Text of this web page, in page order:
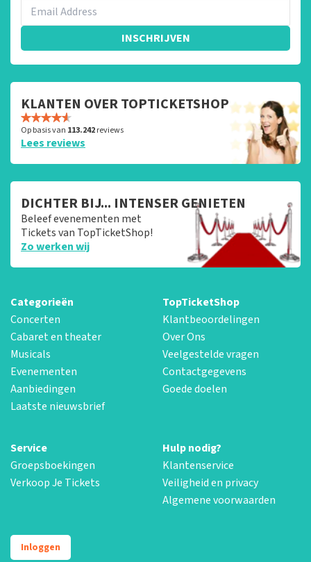
INSCHRIJVEN
KLANTEN OVER TOPTICKETSHOP
Op basis van 113.242reviews
Lees reviews
DICHTER BIJ... INTENSER GENIETEN
Beleef evenementen met
Tickets van TopTicketShop!
Zo werken wij
Categorieën
Concerten
Cabaret en theater
Musicals
Evenementen
Aanbiedingen
Laatste nieuwsbrief
TopTicketShop
Klantbeoordelingen
Over Ons
Veelgestelde vragen
Contactgegevens
Goede doelen
Service
Groepsboekingen
Verkoop Je Tickets
Hulp nodig?
Klantenservice
Veiligheid en privacy
Algemene voorwaarden
Inloggen